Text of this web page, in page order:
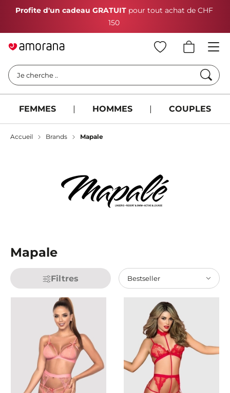
Profite d'un cadeau GRATUITpour tout achat de CHF
150
Je cherche ..
FEMMES | HOMMES | COUPLES
Accueil Brands Mapale
Mapale
Filtres Bestseller